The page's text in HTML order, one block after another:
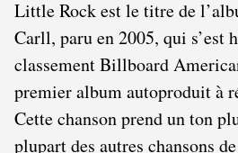
Little Rock est le titre de
Carll, paru en 2005, qui s’est
classement Billboard
premier album autoproduit à
Cette chanson prend un ton
plupart des autres chansons